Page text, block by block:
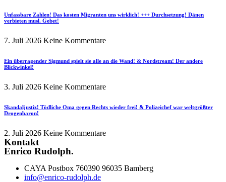
Unfassbare Zahlen! Das kosten Migranten uns wirklich! +++ Durchsetzung! Dänen
verbieten musl. Gebet!
7. Juli 2026 Keine Kommentare
Ein überragender Sigmund spielt sie alle an die Wand! & Nordstream! Der andere
Blickwinkel!
3. Juli 2026 Keine Kommentare
Skandaljustiz! Tödliche Oma gegen Rechts wieder frei! & Polizeichef war weltgrößter
Drogenbaron!
2. Juli 2026 Keine Kommentare
Kontakt
Enrico Rudolph.
CAYA Postbox 760390 96035 Bamberg
info@enrico-rudolph.de